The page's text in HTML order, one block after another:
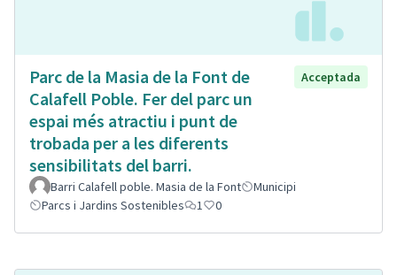
Parc de la Masia de la Font de
Calafell Poble. Fer del parc un
espai més atractiu i punt de
trobada per a les diferents
sensibilitats del barri.
Acceptada
Barri Calafell poble. Masia de la Font
Municipi
Parcs i Jardins Sostenibles
1 0